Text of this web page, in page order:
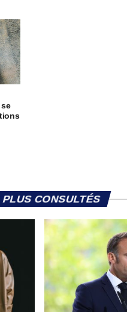
CONSULTÉS